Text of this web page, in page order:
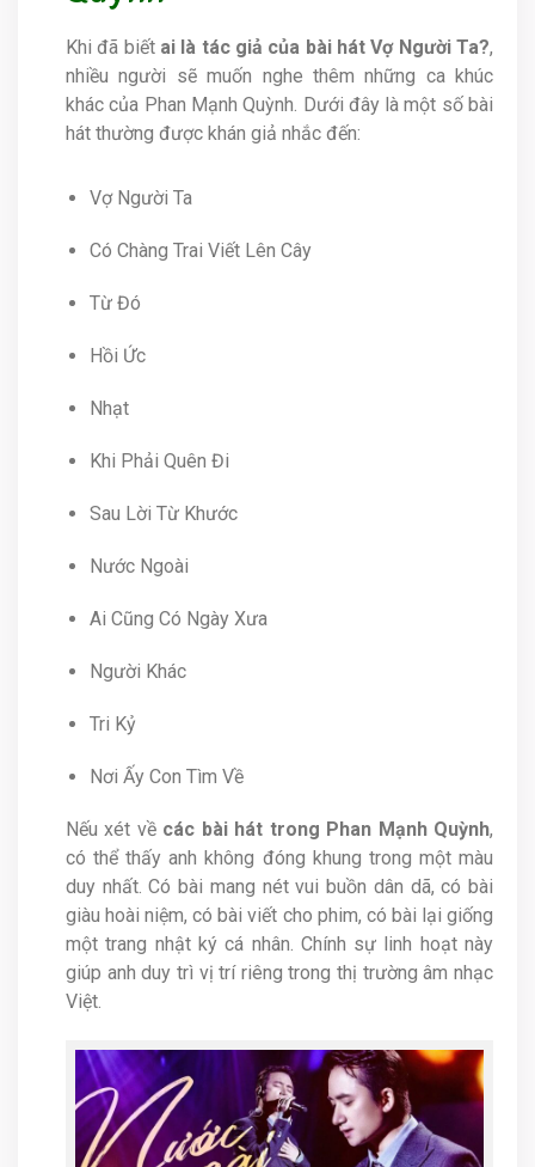
Khi đã biết ai là tác giả của bài hát Vợ Người Ta?,
nhiều người sẽ muốn nghe thêm những ca khúc
khác của Phan Mạnh Quỳnh. Dưới đây là một số bài
hát thường được khán giả nhắc đến:
Vợ Người Ta
Có Chàng Trai Viết Lên Cây
Từ Đó
Hồi Ức
Nhạt
Khi Phải Quên Đi
Sau Lời Từ Khước
Nước Ngoài
Ai Cũng Có Ngày Xưa
Người Khác
Tri Kỷ
Nơi Ấy Con Tìm Về
Nếu xét về các bài hát trong Phan Mạnh Quỳnh,
có thể thấy anh không đóng khung trong một màu
duy nhất. Có bài mang nét vui buồn dân dã, có bài
giàu hoài niệm, có bài viết cho phim, có bài lại giống
một trang nhật ký cá nhân. Chính sự linh hoạt này
giúp anh duy trì vị trí riêng trong thị trường âm nhạc
Việt.